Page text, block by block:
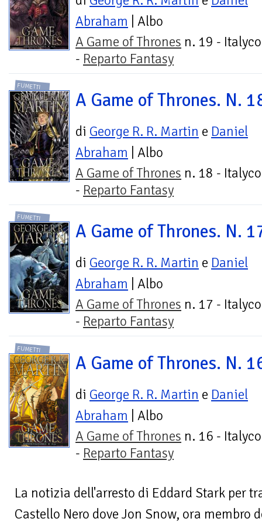
Abraham | Albo
A Game of Thrones n. 19 -
- Reparto Fantasy
FUMETTI
A Game of Thrones. N.
di George R. R. Martin e Daniel
Abraham | Albo
A Game of Thrones n. 18 -
- Reparto Fantasy
FUMETTI
A Game of Thrones. N.
di George R. R. Martin e Daniel
Abraham | Albo
A Game of Thrones n. 17 -
- Reparto Fantasy
FUMETTI
A Game of Thrones. N.
di George R. R. Martin e Daniel
Abraham | Albo
A Game of Thrones n. 16 -
- Reparto Fantasy
La notizia dell'arresto di Eddard Stark per
Castello Nero dove Jon Snow, ora membro